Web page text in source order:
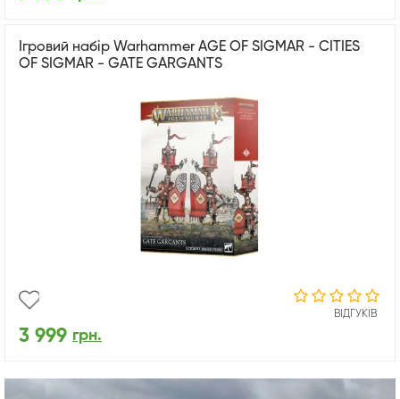
Ігровий набір Warhammer AGE OF SIGMAR - CITIES
OF SIGMAR - GATE GARGANTS
ВІДГУКІВ
3 999 грн.